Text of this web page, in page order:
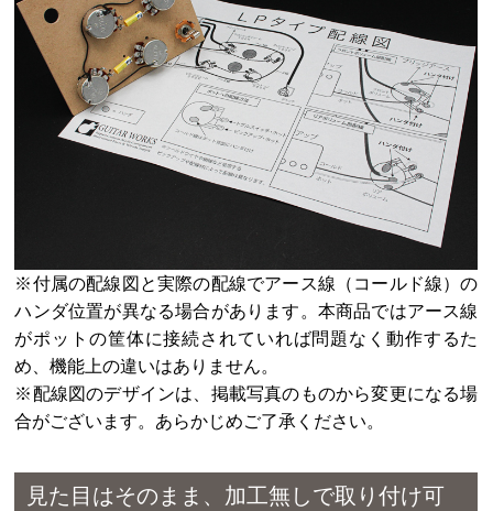
※付属の配線図と実際の配線でアース線（コールド線）の
ハンダ位置が異なる場合があります。本商品ではアース線
がポットの筐体に接続されていれば問題なく動作するた
め、機能上の違いはありません。
※配線図のデザインは、掲載写真のものから変更になる場
合がございます。あらかじめご了承ください。
見た目はそのまま、加工無しで取り付け可